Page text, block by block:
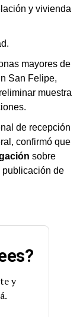
y vivienda
mayores de
San Felipe,
muestra
de recepción
confirmó que
sobre
publicación de
y